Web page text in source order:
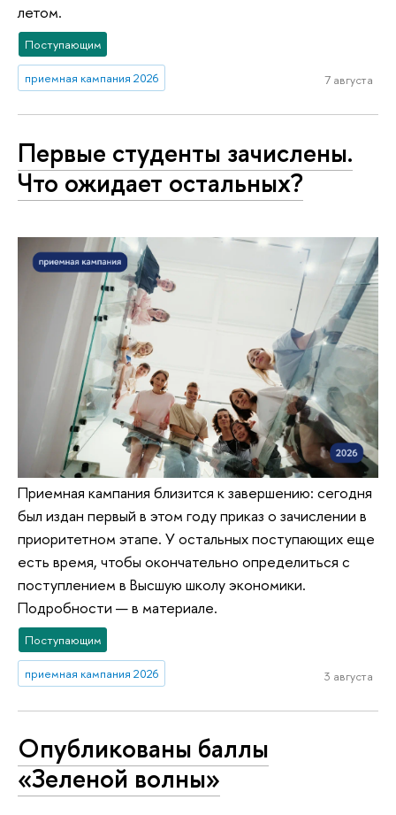
летом.
Поступающим
приемная кампания 2026 7 августа
Первые студенты зачислены.
Что ожидает остальных?
Приемная кампания близится к завершению: сегодня
был издан первый в этом году приказ о зачислении в
приоритетном этапе. У остальных поступающих еще
есть время, чтобы окончательно определиться с
поступлением в Высшую школу экономики.
Подробности — в материале.
Поступающим
приемная кампания 2026 3 августа
Опубликованы баллы
«Зеленой волны»